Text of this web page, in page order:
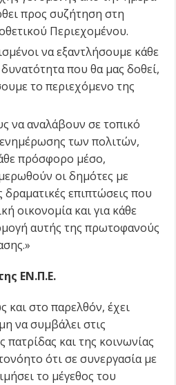
προς συζήτηση στη
Περιεχομένου.
να εξαντλήσουμε κάθε
που θα μας δοθεί,
το περιεχόμενο της
να αναλάβουν σε τοπικό
των πολιτών,
πρόσφορο μέσο,
οι δημότες με
δραματικές επιπτώσεις που
οικονομία και για κάθε
αυτής της πρωτοφανούς
ΕΝ.Π.Ε.
και στο παρελθόν, έχει
να συμβάλει στις
πατρίδας και της κοινωνίας
ότι σε συνεργασία με
το μέγεθος του